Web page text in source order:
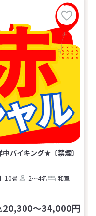
バイキング★〔禁煙〕
10畳 2～4名
和室
20,300～34,000円